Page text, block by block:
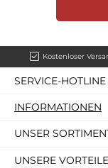
Kostenloser
SERVICE-HOTLINE
INFORMATIONEN
UNSER
UNSERE VORTEILE